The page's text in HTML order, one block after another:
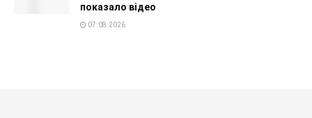
показало відео
07.08.2026